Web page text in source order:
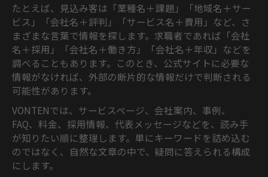
たとえば、見込み客は「業種名＋課題」「地域名＋サー
ビス」「会社名＋評判」「サービス名＋費用」など、さ
まざまな言葉で情報を探します。求職者であれば「会社
名＋採用」「会社名＋働き方」「会社名＋年収」などを
調べることもあります。このとき、公式サイトに必要な
情報がなければ、外部の断片的な情報だけで判断される
可能性があります。
VONTENでは、サービスページ、会社案内、事例、
FAQ、料金、採用情報、代表メッセージなどを、読み手
が知りたい順に整理します。単にキーワードを詰め込む
のではなく、自然な文章の中で、疑問に答えられる構成
にします。